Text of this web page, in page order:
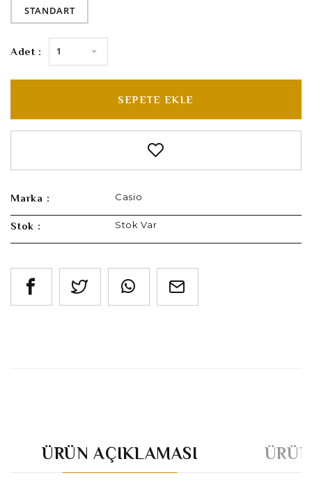
STANDART
Adet : 1
SEPETE EKLE
Marka : Casio
Stok : Stok Var
ÜRÜN AÇIKLAMASI